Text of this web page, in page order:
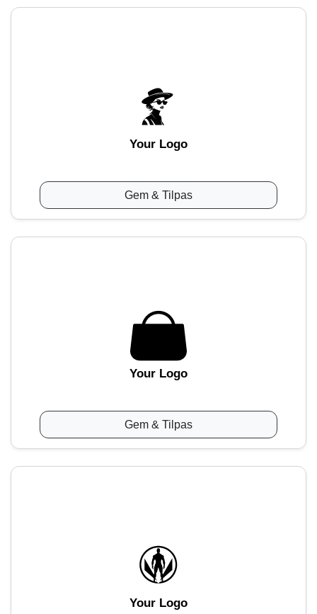
Your Logo
Gem & Tilpas
Your Logo
Gem & Tilpas
Your Logo